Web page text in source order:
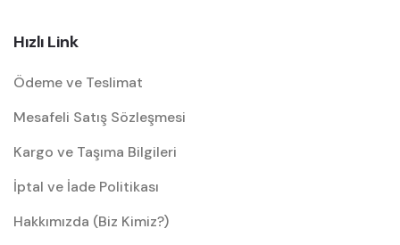
Hızlı Link
Ödeme ve Teslimat
Mesafeli Satış Sözleşmesi
Kargo ve Taşıma Bilgileri
İptal ve İade Politikası
Hakkımızda (Biz Kimiz?)